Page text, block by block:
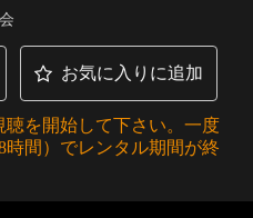
から逃亡し、とある小さな町
お気に入りに追加
聴を開始して下さい。一度
時間）でレンタル期間が終